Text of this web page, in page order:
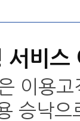
서비스
이용
승낙으